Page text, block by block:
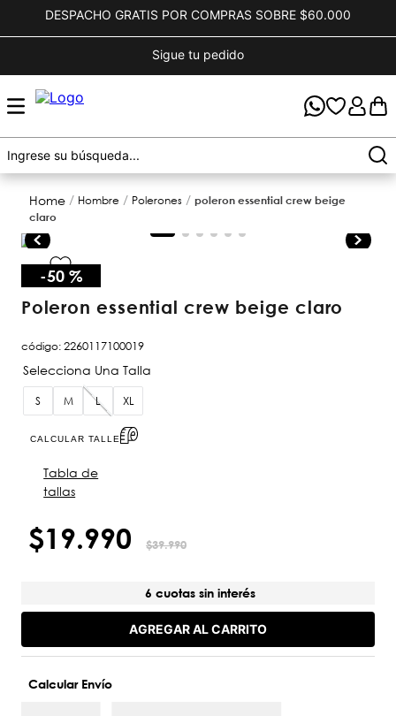
DESPACHO GRATIS POR COMPRAS SOBRE $60.000
Sigue tu pedido
hombre polerones
poleron essential crew beige
claro
-50 %
poleron essential crew beige claro
código:2260117100019
S M L XL
CALCULAR TALLE
Tabla de
tallas
$19.990 $39.990
6 cuotas sin interés
AGREGAR AL CARRITO
Calcular Envío